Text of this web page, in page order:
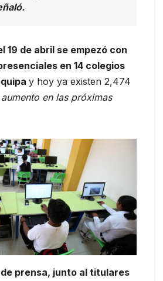
19 de abril se empezó con
en 14 colegios
y hoy ya existen 2,474
en las próximas
prensa, junto al titulares